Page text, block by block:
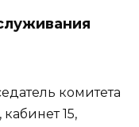
комитета
15,